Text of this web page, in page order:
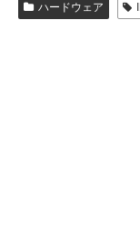
ハードウェア